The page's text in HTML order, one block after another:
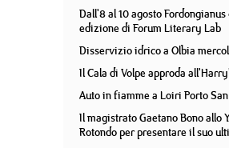
Dall'8 al 10 agosto
edizione di Forum Literary Lab
Disservizio idrico a Olbia
Il Cala di Volpe approda
Auto in fiamme a Loiri Porto
Il magistrato Gaetano Bono allo
Rotondo per presentare il suo